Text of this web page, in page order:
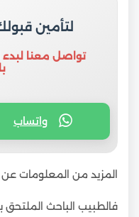
لتأمين
تواصل معنا لبدء
واتساب
المزيد من المعلومات عن
فالطبيب الباحث الملتحق